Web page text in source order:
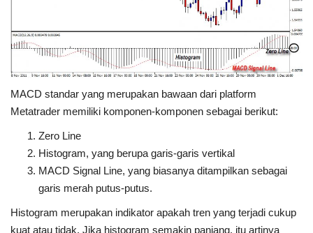
MACD standar yang merupakan bawaan dari platform
Metatrader memiliki komponen-komponen sebagai berikut:
Zero Line
Histogram, yang berupa garis-garis vertikal
MACD Signal Line, yang biasanya ditampilkan sebagai
garis merah putus-putus.
Histogram merupakan indikator apakah tren yang terjadi cukup
kuat atau tidak. Jika histogram semakin panjang, itu artinya